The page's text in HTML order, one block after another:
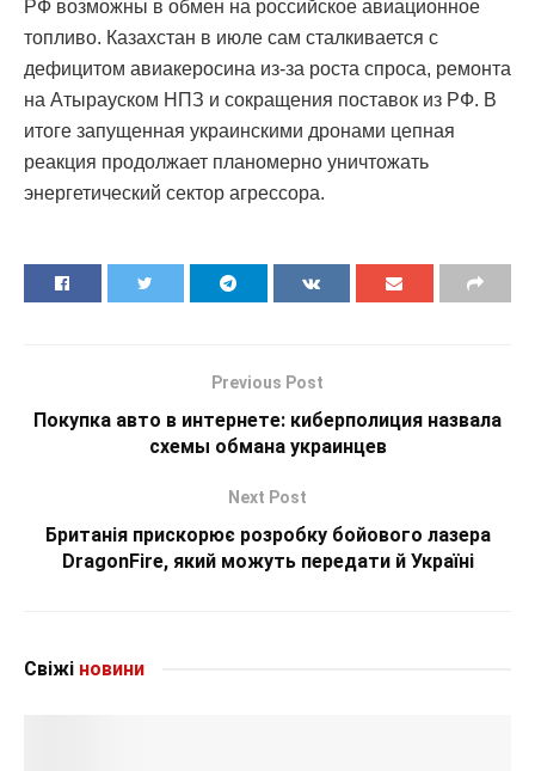
РФ возможны в обмен на российское авиационное
топливо. Казахстан в июле сам сталкивается с
дефицитом авиакеросина из-за роста спроса, ремонта
на Атырауском НПЗ и сокращения поставок из РФ. В
итоге запущенная украинскими дронами цепная
реакция продолжает планомерно уничтожать
энергетический сектор агрессора.
Previous Post
Покупка авто в интернете: киберполиция назвала
схемы обмана украинцев
Next Post
Британія прискорює розробку бойового лазера
DragonFire, який можуть передати й Україні
Свіжі новини